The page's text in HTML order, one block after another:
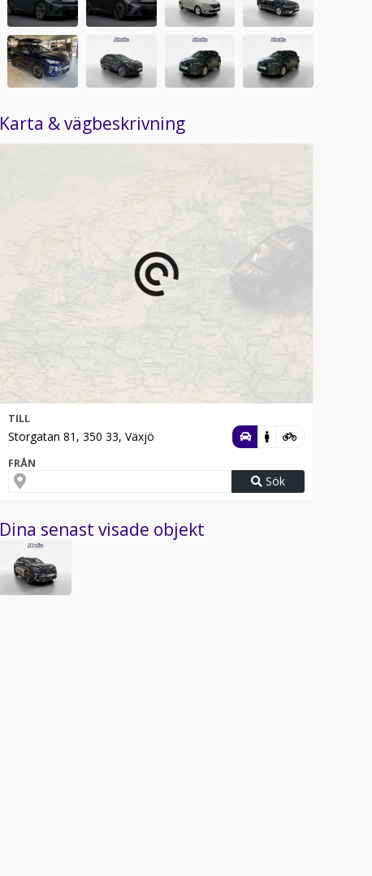
Karta & vägbeskrivning
TILL
Storgatan 81, 350 33, Växjö
FRÅN
Sök
Dina senast visade objekt